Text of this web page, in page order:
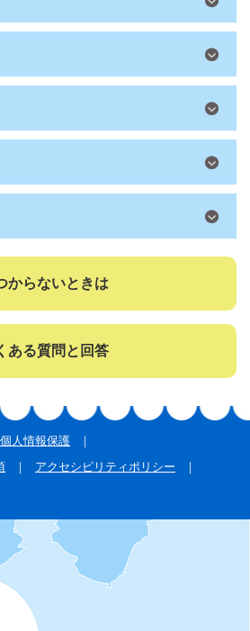
からないときは
ある質問と回答
個人情報保護
アクセシビリティポリシー